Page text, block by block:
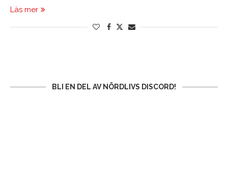
Läs mer
BLI EN DEL AV NÖRDLIVS DISCORD!